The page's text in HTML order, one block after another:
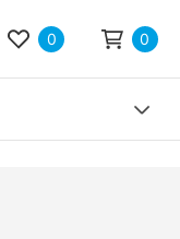
0 0